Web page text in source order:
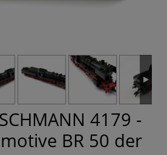
4179 -
BR 50 der